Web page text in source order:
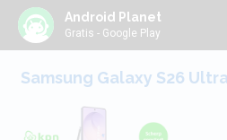
Android Planet
Gratis - Google Play
Samsung Galaxy S26